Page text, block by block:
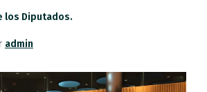
los Diputados.
admin